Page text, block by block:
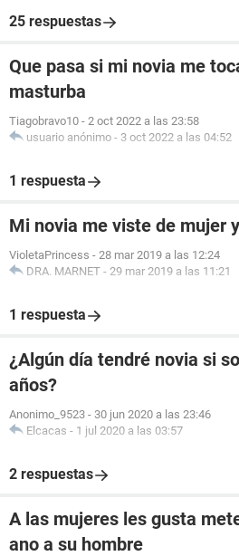
25 respuestas
Que pasa si mi novia me
masturba
Tiagobravo10 - 2 oct 2022 a las 23:58
usuario anónimo - 3 oct 2022 a las 04:52
1 respuesta
Mi novia me viste de mujer
VioletaPrincess - 28 mar 2019 a las 12:24
DRA. MARNET - 29 mar 2019 a las 11:21
1 respuesta
¿Algún día tendré novia si
años?
Anonimo_9523 - 30 jun 2020 a las 23:46
Elcacas - 1 jul 2020 a las 03:57
2 respuestas
A las mujeres les gusta
ano a su hombre